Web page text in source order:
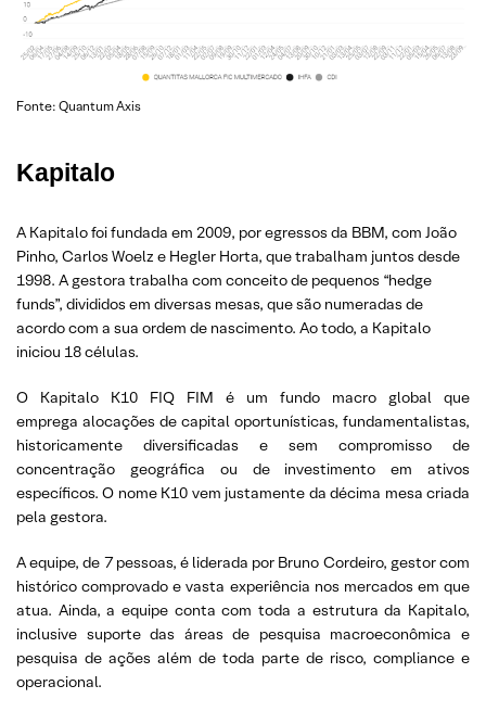
Fonte: Quantum Axis
Kapitalo
A Kapitalo foi fundada em 2009, por egressos da BBM, com João
Pinho, Carlos Woelz e Hegler Horta, que trabalham juntos desde
1998. A gestora trabalha com conceito de pequenos “hedge
funds”, divididos em diversas mesas, que são numeradas de
acordo com a sua ordem de nascimento. Ao todo, a Kapitalo
iniciou 18 células.
O Kapitalo K10 FIQ FIM é um fundo macro global que
emprega alocações de capital oportunísticas, fundamentalistas,
historicamente diversificadas e sem compromisso de
concentração geográfica ou de investimento em ativos
específicos. O nome K10 vem justamente da décima mesa criada
pela gestora.
A equipe, de 7 pessoas, é liderada por Bruno Cordeiro, gestor com
histórico comprovado e vasta experiência nos mercados em que
atua. Ainda, a equipe conta com toda a estrutura da Kapitalo,
inclusive suporte das áreas de pesquisa macroeconômica e
pesquisa de ações além de toda parte de risco, compliance e
operacional.